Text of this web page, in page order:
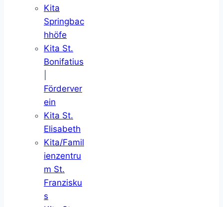
Kita
Springbac
hhöfe
Kita St.
Bonifatius
Förderver
ein
Kita St.
Elisabeth
Kita/Famil
ienzentru
m St.
Franzisku
s